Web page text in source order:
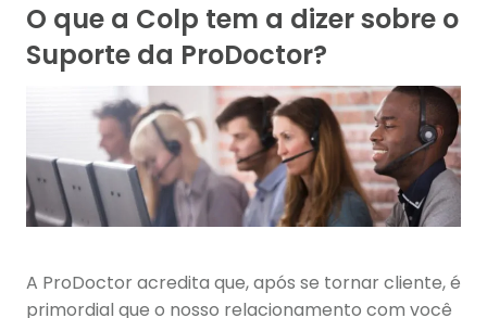
O que a Colp tem a dizer sobre o
Suporte da ProDoctor?
A ProDoctor acredita que, após se tornar cliente, é
primordial que o nosso relacionamento com você